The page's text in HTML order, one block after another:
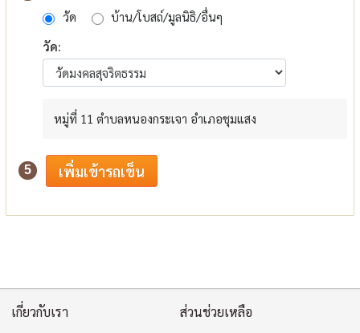
วัด
บ้าน/โบสถ์/มูลนิธิ/อื่นๆ
วัด:
หมู่ที่ 11 ตำบลหนองกระเจา อำเภอชุมแสง
5
เกี่ยวกับเรา ส่วนช่วยเหลือ